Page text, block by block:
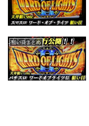
狙い目まとめ